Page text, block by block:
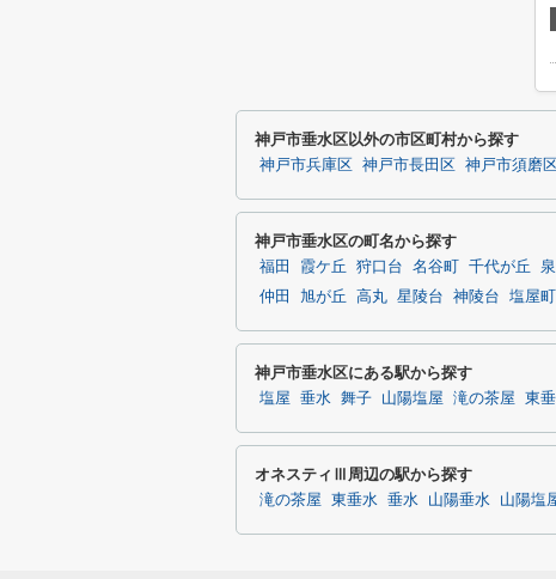
神戸市垂水区以外の市区町村から探す
神戸市兵庫区 神戸市長田区 神戸市須磨区
神戸市垂水区の町名から探す
福田 霞ケ丘 狩口台 名谷町 千代が丘
仲田
旭が丘 高丸 星陵台 神陵台 塩屋町
神戸市垂水区にある駅から探す
塩屋 垂水 舞子 山陽塩屋 滝の茶屋 東
オネスティⅢ周辺の駅から探す
滝の茶屋 東垂水 垂水 山陽垂水 山陽塩